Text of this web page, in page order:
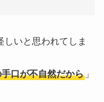
いと思われてしま
口が不自然だから」